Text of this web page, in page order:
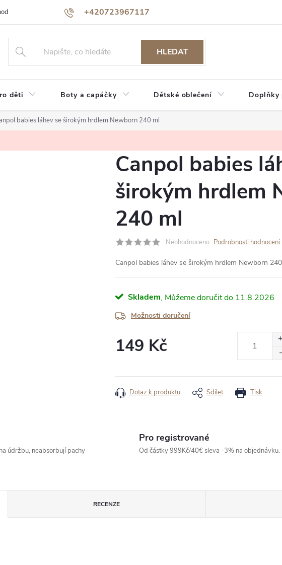
+420723967117
Jak nakupovat Reklamace a vrácení zboží
HLEDAT
děti Boty a capáčky Dětské oblečení Doplňky
babies láhev se širokým hrdlem Newborn 240 ml
Canpol babies
širokým hrdlem
240 ml
Neohodnoceno Podrobnosti hodnocení
Canpol babies láhev se širokým hrdlem Newborn
Skladem 11.8.2026
Možnosti doručení
149 Kč
Tisk
Dotaz k produktu Sdílet
údržbu, neabsorbují pachy
Pro registrované
Od částky 999Kč/40€ sleva -3% na objednávku.
RECENZE